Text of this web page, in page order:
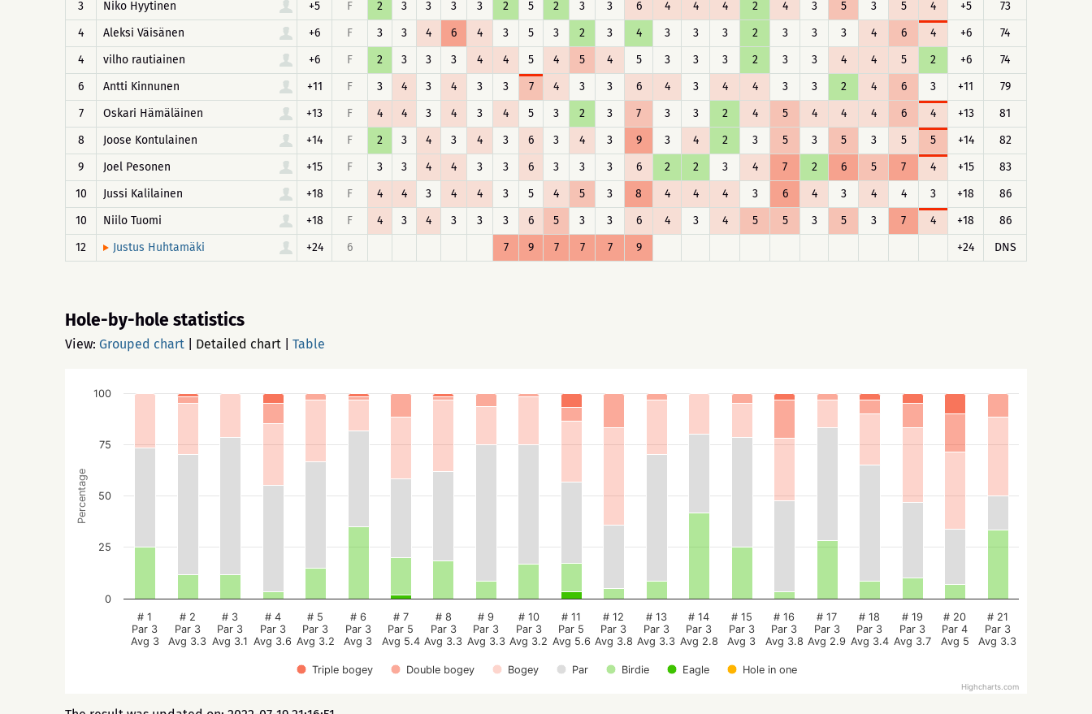
3
Niko Hyytinen +5 F 2 3 3 3 3 2 5 2 3 3 6 4 4 4 2 4 3 5 3 5 4 +5
73
4
Aleksi Väisänen +6 F 3 3 4 6 4 3 5 3 2 3 4 3 3 3 2 3 3 3 4 6 4 +6
74
4
vilho rautiainen +6 F 2 3 3 3 4 4 5 4 5 4 5 3 3 3 2 3 3 4 4 5 2 +6
74
6
Antti Kinnunen +11 F 3 4 3 4 3 3 7 4 3 3 6 4 3 4 4 3 3 2 4 6 3 +11
79
7
Oskari Hämäläinen +13 F 4 4 3 4 3 4 5 3 2 3 7 3 3 2 4 5 4 4 4 6 4 +13
81
8
Joose Kontulainen +14 F 2 3 4 3 4 3 6 3 4 3 9 3 4 2 3 5 3 5 3 5 5 +14
82
9
Joel Pesonen +15 F 3 3 4 4 3 3 6 3 3 3 6 2 2 3 4 7 2 6 5 7 4 +15
83
10
Jussi Kalilainen +18 F 4 4 3 4 4 3 5 4 5 3 8 4 4 4 3 6 4 3 4 4 3 +18
86
10
Niilo Tuomi +18 F 4 3 4 3 3 3 6 5 3 3 6 4 3 4 5 5 3 5 3 7 4 +18
86
12
Justus Huhtamäki +24 6 7 9 7 7 7 9 +24 DNS
Hole-by-hole statistics
View: Grouped chart Detailed chart Table
Percentage
Triple bogey Double bogey Bogey Par Birdie Eagle Hole in one
# 1
Par 3
Avg 3
# 2
Par 3
Avg 3.3
# 3
Par 3
Avg 3.1
# 4
Par 3
Avg 3.6
# 5
Par 3
Avg 3.2
# 6
Par 3
Avg 3
# 7
Par 5
Avg 5.4
# 8
Par 3
Avg 3.3
# 9
Par 3
Avg 3.3
# 10
Par 3
Avg 3.2
# 11
Par 5
Avg 5.6
# 12
Par 3
Avg 3.8
# 13
Par 3
Avg 3.3
# 14
Par 3
Avg 2.8
# 15
Par 3
Avg 3
# 16
Par 3
Avg 3.8
# 17
Par 3
Avg 2.9
# 18
Par 3
Avg 3.4
# 19
Par 3
Avg 3.7
# 20
Par 4
Avg 5
# 21
Par 3
Avg 3.3
0
25
50
75
100
Highcharts.com